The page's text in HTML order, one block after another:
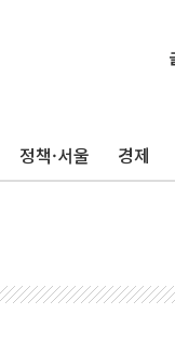
정책·서울 경제